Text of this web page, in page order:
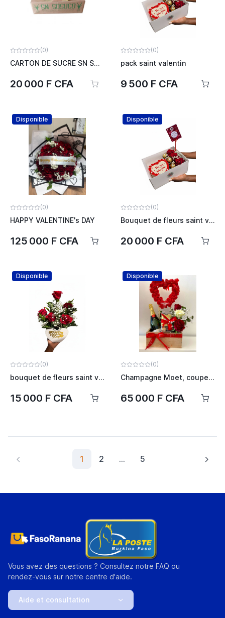
(0)
CARTON DE SUCRE SN SOCUCO
20 000 F CFA
(0)
pack saint valentin
9 500 F CFA
Disponible
(0)
HAPPY VALENTINE's DAY
125 000 F CFA
Disponible
(0)
Bouquet de fleurs saint valentin
20 000 F CFA
Disponible
(0)
bouquet de fleurs saint valentin
15 000 F CFA
Disponible
(0)
Champagne Moet, coupe de champagne, roses, chocolat
65 000 F CFA
1 2 ... 5
Vous avez des questions ? Consultez notre FAQ ou
rendez-vous sur notre centre d'aide.
Aide et consultation